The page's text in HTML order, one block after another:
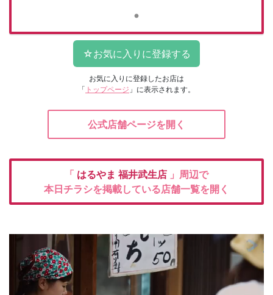
お気に入りに登録したお店は
「 トップページ 」に表示されます。
公式店舗ページを開く
「 はるやま 福井武生店 」周辺で
本日チラシを掲載している店舗一覧を開く